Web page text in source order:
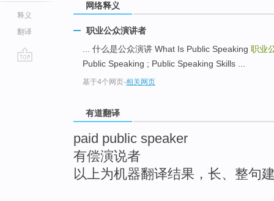
释义
翻译
网络释义
职业公众演讲者
... 什么是公众演讲 What Is Public Speaking 职业
Public Speaking ; Public Speaking Skills ...
基于4个网页-相关网页
有道翻译
paid public speaker
有偿演说者
以上为机器翻译结果，长、整句